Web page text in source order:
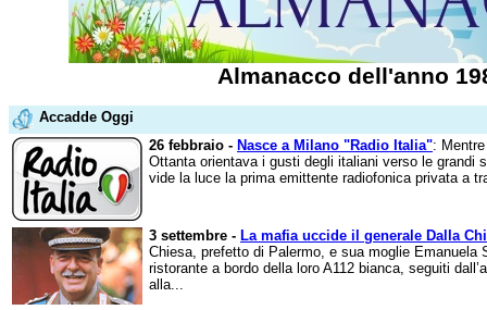
Almanacco dell'anno
Accadde Oggi
26 febbraio - Nasce a Milano "Radio Italia":
Ottanta orientava i gusti degli italiani verso le grandi
vide la luce la prima emittente radiofonica privata a
3 settembre - La mafia uccide il generale Dalla
Chiesa, prefetto di Palermo, e sua moglie Emanuela
ristorante a bordo della loro A112 bianca, seguiti
alla...